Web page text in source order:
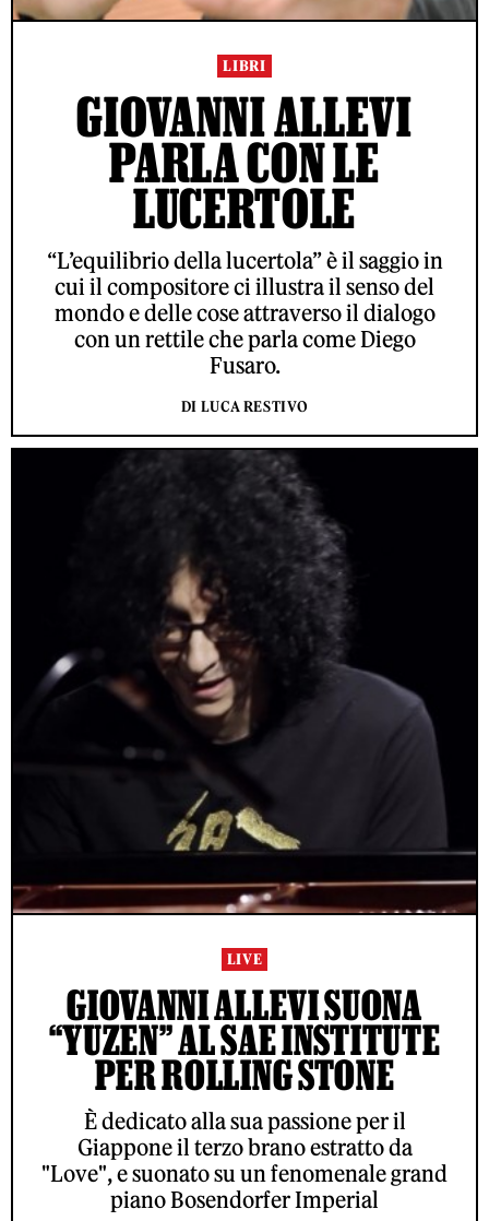
LIBRI
GIOVANNI ALLEVI
PARLA CON LE
LUCERTOLE
“L’equilibrio della lucertola” è il saggio in
cui il compositore ci illustra il senso del
mondo e delle cose attraverso il dialogo
con un rettile che parla come Diego
Fusaro.
DI LUCA RESTIVO
LIVE
GIOVANNI ALLEVI SUONA
“YUZEN” AL SAE INSTITUTE
PER ROLLING STONE
È dedicato alla sua passione per il
Giappone il terzo brano estratto da
"Love", e suonato su un fenomenale grand
piano Bosendorfer Imperial